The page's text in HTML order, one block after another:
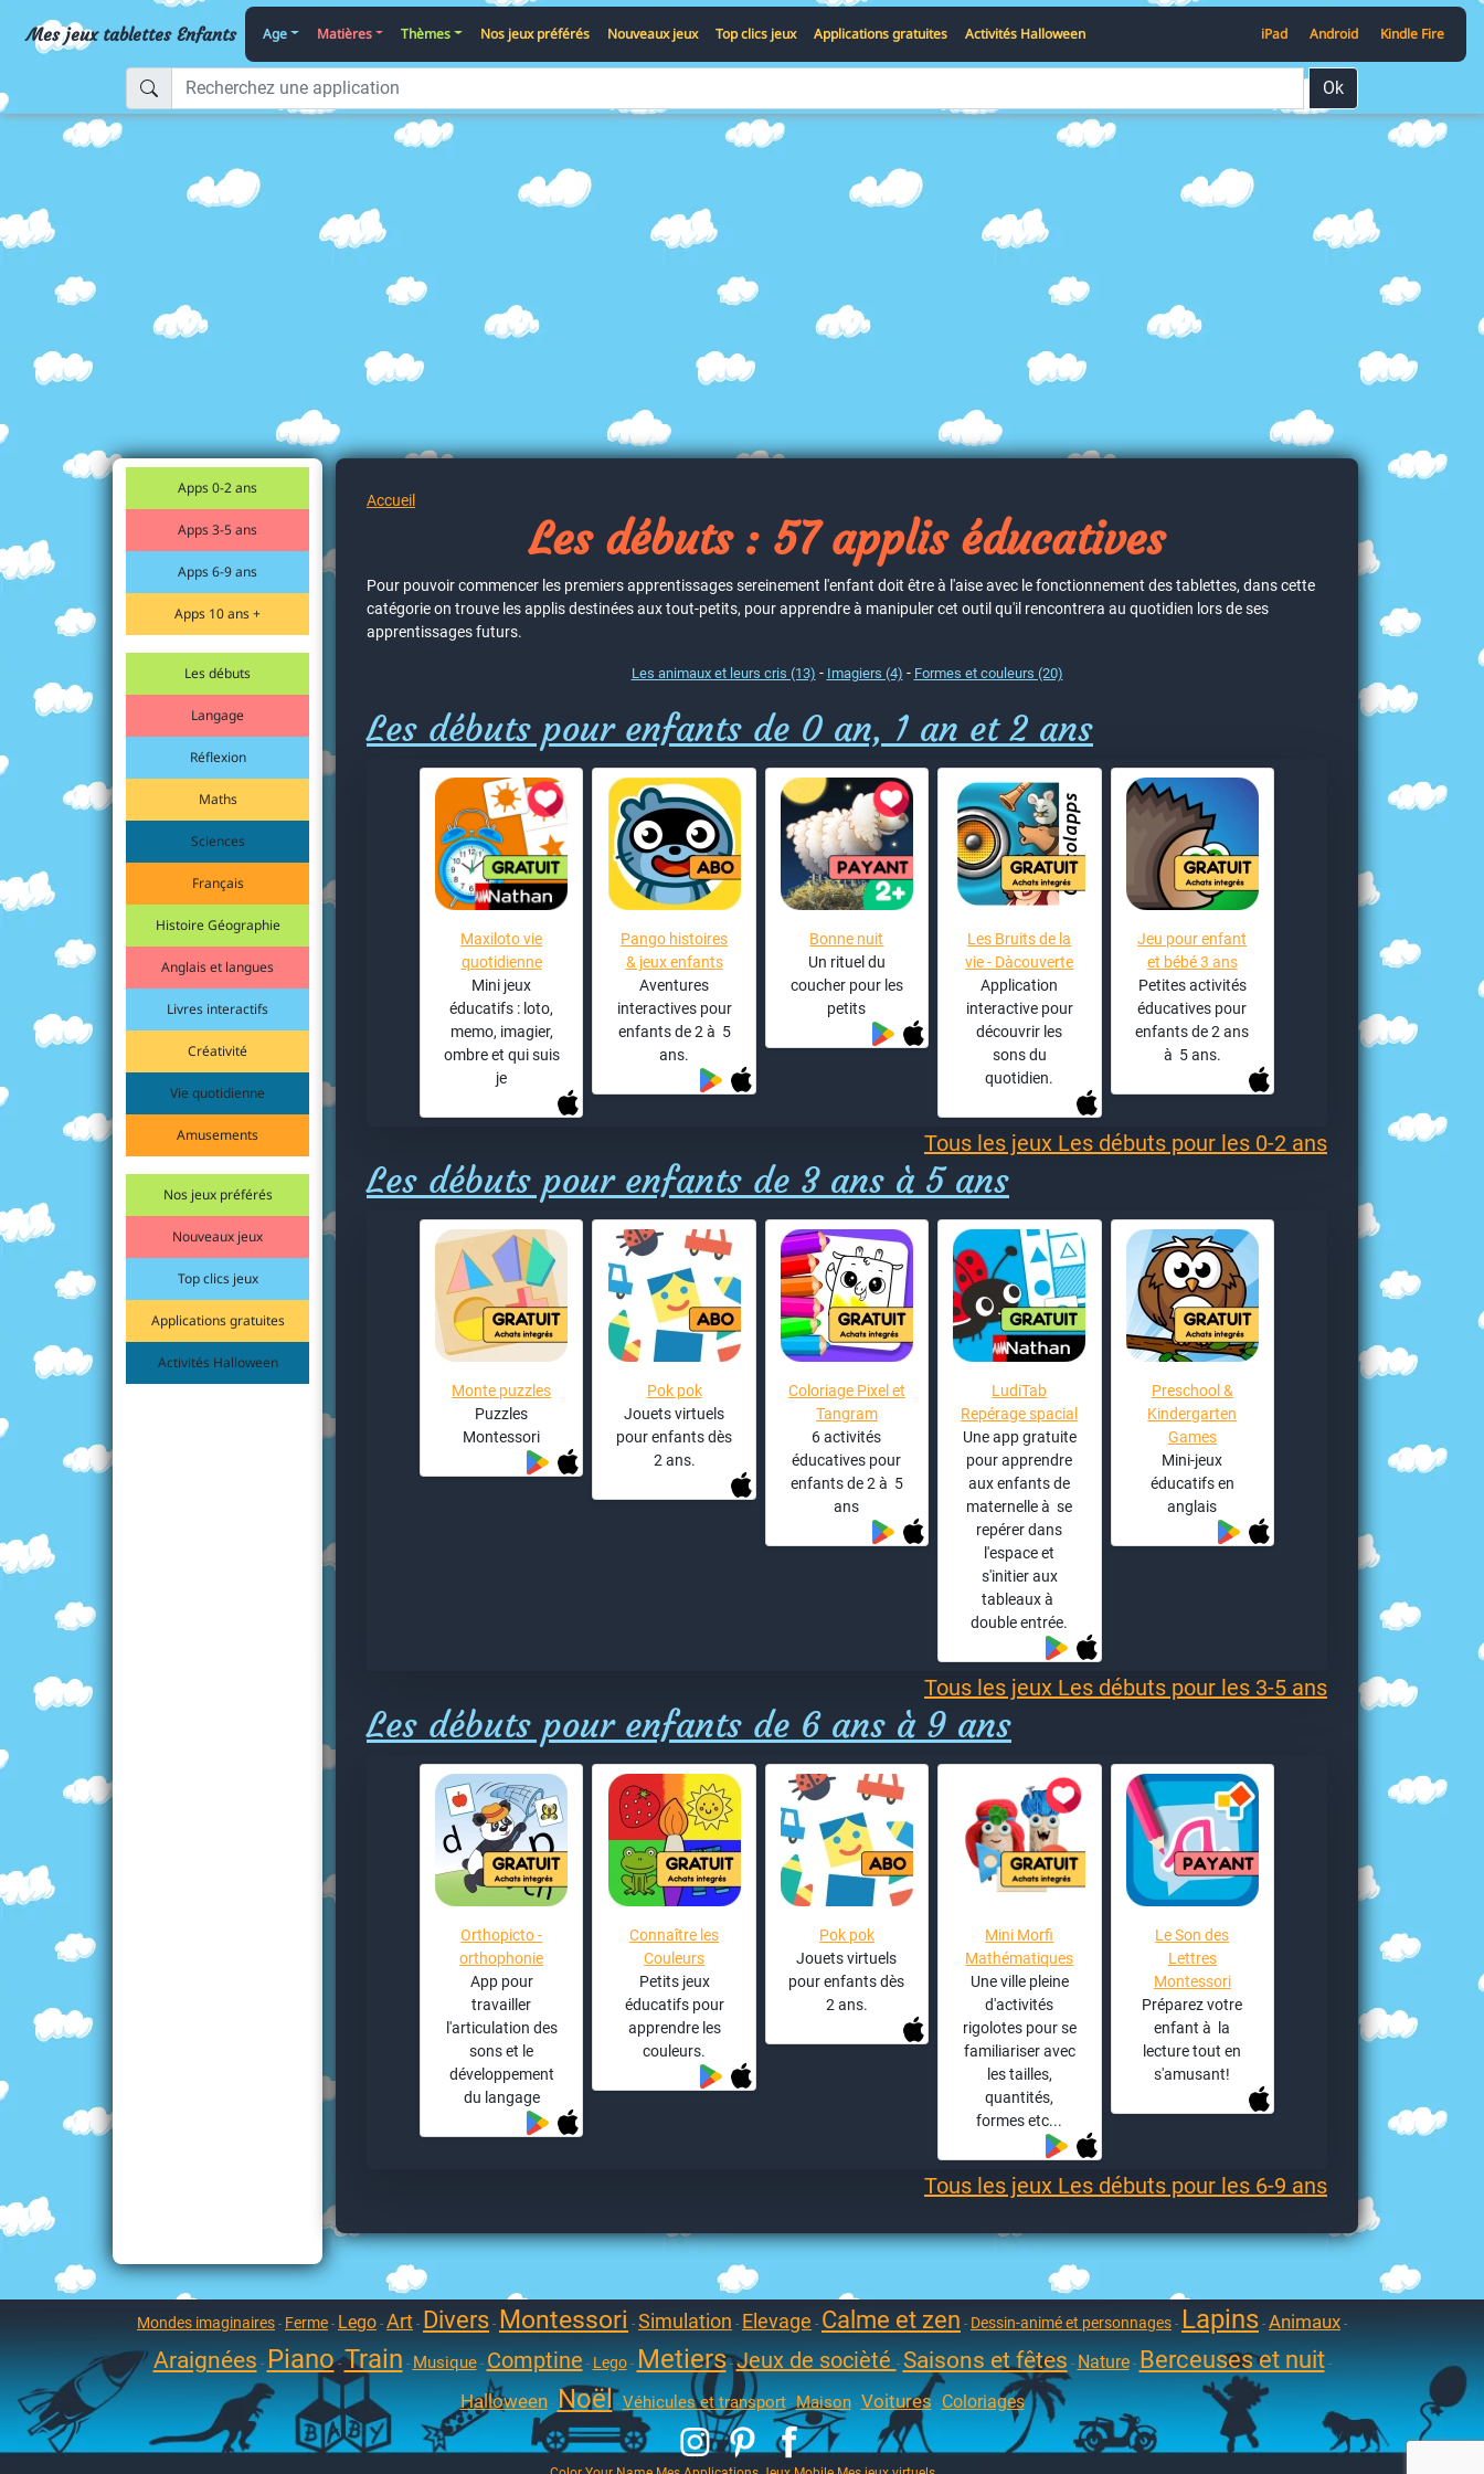
Mes jeux tablettes Enfants Age Matières Thèmes Nos jeux préférés Nouveaux jeux Top clics jeux Applications gratuites Activités Halloween iPad Android Kindle Fire
Ok
Apps 0-2 ans
Apps 3-5 ans
Apps 6-9 ans
Apps 10 ans +
Les débuts
Langage
Réflexion
Maths
Sciences
Français
Histoire Géographie
Anglais et langues
Livres interactifs
Créativité
Vie quotidienne
Amusements
Nos jeux préférés
Nouveaux jeux
Top clics jeux
Applications gratuites
Activités Halloween
Accueil
Les débuts : 57 applis éducatives
Pour pouvoir commencer les premiers apprentissages sereinement l'enfant doit être à l'aise avec le fonctionnement des tablettes, dans cette
catégorie on trouve les applis destinées aux tout-petits, pour apprendre à manipuler cet outil qu'il rencontrera au quotidien lors de ses
apprentissages futurs.
Les animaux et leurs cris (13) - Imagiers (4) - Formes et couleurs (20)
Les débuts pour enfants de 0 an, 1 an et 2 ans
Maxiloto vie
quotidienne
Mini jeux
éducatifs : loto,
memo, imagier,
ombre et qui suis
je
Pango histoires
& jeux enfants
Aventures
interactives pour
enfants de 2 à 5
ans.
Bonne nuit
Un rituel du
coucher pour les
petits
Les Bruits de la
vie - Dàcouverte
Application
interactive pour
découvrir les
sons du
quotidien.
Jeu pour enfant
et bébé 3 ans
Petites activités
éducatives pour
enfants de 2 ans
à 5 ans.
Tous les jeux Les débuts pour les 0-2 ans
Les débuts pour enfants de 3 ans à 5 ans
Monte puzzles
Puzzles
Montessori
Pok pok
Jouets virtuels
pour enfants dès
2 ans.
Coloriage Pixel et
Tangram
6 activités
éducatives pour
enfants de 2 à 5
ans
LudiTab
Repérage spacial
Une app gratuite
pour apprendre
aux enfants de
maternelle à se
repérer dans
l'espace et
s'initier aux
tableaux à
double entrée.
Preschool &
Kindergarten
Games
Mini-jeux
éducatifs en
anglais
Tous les jeux Les débuts pour les 3-5 ans
Les débuts pour enfants de 6 ans à 9 ans
Orthopicto -
orthophonie
App pour
travailler
l'articulation des
sons et le
développement
du langage
Connaître les
Couleurs
Petits jeux
éducatifs pour
apprendre les
couleurs.
Pok pok
Jouets virtuels
pour enfants dès
2 ans.
Mini Morfi
Mathématiques
Une ville pleine
d'activités
rigolotes pour se
familiariser avec
les tailles,
quantités,
formes etc...
Le Son des
Lettres
Montessori
Préparez votre
enfant à la
lecture tout en
s'amusant!
Tous les jeux Les débuts pour les 6-9 ans
Mondes imaginaires - Ferme - Lego - Art - Divers - Montessori - Simulation - Elevage - Calme et zen - Dessin-animé et personnages - Lapins - Animaux -
Araignées -Piano-Train - Musique- Comptine - Lego-Metiers-Jeux de socièté - Saisons et fêtes - Nature-Berceuses et nuit-
Halloween-Noël - Véhicules et transport-Maison- Voitures - Coloriages